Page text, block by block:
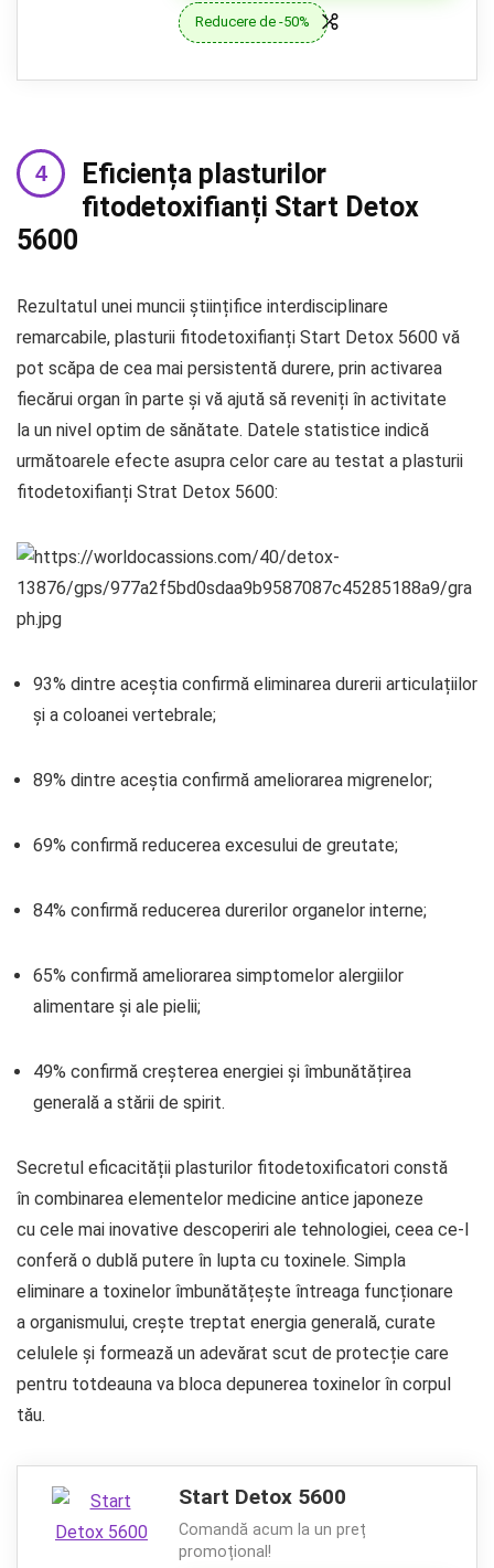
Reducere de -50%
Eficiența plasturilor
fitodetoxifianți Start Detox
5600
Rezultatul unei muncii științifice interdisciplinare
remarcabile, plasturii fitodetoxifianți Start Detox 5600 vă
pot scăpa de cea mai persistentă durere, prin activarea
fiecărui organ în parte și vă ajută să reveniți în activitate
la un nivel optim de sănătate. Datele statistice indică
următoarele efecte asupra celor care au testat a plasturii
fitodetoxifianți Strat Detox 5600:
93% dintre aceștia confirmă eliminarea durerii articulațiilor
și a coloanei vertebrale;
89% dintre aceștia confirmă ameliorarea migrenelor;
69% confirmă reducerea excesului de greutate;
84% confirmă reducerea durerilor organelor interne;
65% confirmă ameliorarea simptomelor alergiilor
alimentare și ale pielii;
49% confirmă creșterea energiei și îmbunătățirea
generală a stării de spirit.
Secretul eficacității plasturilor fitodetoxificatori constă
în combinarea elementelor medicine antice japoneze
cu cele mai inovative descoperiri ale tehnologiei, ceea ce-I
conferă o dublă putere în lupta cu toxinele. Simpla
eliminare a toxinelor îmbunătățește întreaga funcționare
a organismului, crește treptat energia generală, curate
celulele și formează un adevărat scut de protecție care
pentru totdeauna va bloca depunerea toxinelor în corpul
tău.
Start Detox 5600
Comandă acum la un preț
promoțional!